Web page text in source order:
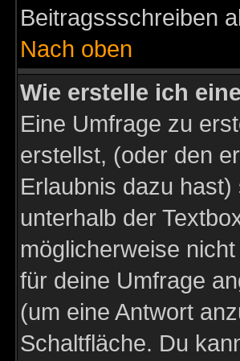
Beitragssschreiben
Nach oben
Wie erstelle ich
Eine Umfrage zu
erstellst, (oder den
Erlaubnis dazu
unterhalb der
möglicherweise
für deine Umfrage
(um eine Antwort
Schaltfläche. Du